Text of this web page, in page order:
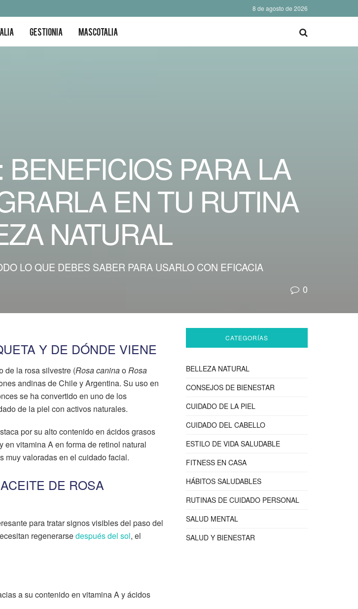
8 de agosto de 2026
GESTIONIA MASCOTALIA
PARA LA
EN TU RUTINA
NATURAL
LO QUE DEBES SABER PARA USARLO CON EFICACIA
0
Y DE DÓNDE VIENE
de la rosa silvestre (Rosa caninao Rosa
andinas de Chile y Argentina. Su uso en
se ha convertido en uno de los
de la piel con activos naturales.
por su alto contenido en ácidos grasos
vitamina A en forma de retinol natural
muy valoradas en el cuidado facial.
DE ROSA
para tratar signos visibles del paso del
regenerarsedespués del sol, el
a su contenido en vitamina A y ácidos
CATEGORÍAS
BELLEZA NATURAL
CONSEJOS DE BIENESTAR
CUIDADO DE LA PIEL
CUIDADO DEL CABELLO
ESTILO DE VIDA SALUDABLE
FITNESS EN CASA
HÁBITOS SALUDABLES
RUTINAS DE CUIDADO PERSONAL
SALUD MENTAL
SALUD Y BIENESTAR